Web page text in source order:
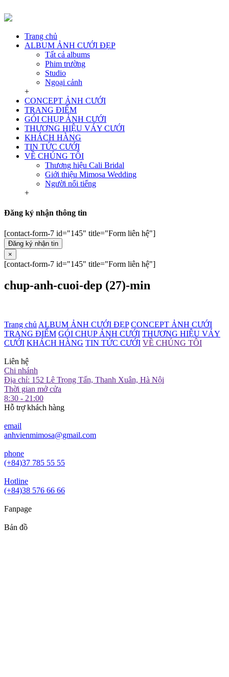
Trang chủ
ALBUM ẢNH CƯỚI ĐẸP
Tất cả albums
Phim trường
Studio
Ngoại cảnh
+
CONCEPT ẢNH CƯỚI
TRANG ĐIỂM
GÓI CHỤP ẢNH CƯỚI
THƯƠNG HIỆU VÁY CƯỚI
KHÁCH HÀNG
TIN TỨC CƯỚI
VỀ CHÚNG TÔI
Thương hiệu Cali Bridal
Giới thiệu Mimosa Wedding
Người nổi tiếng
+
Đăng ký nhận thông tin
[contact-form-7 id="145" title="Form liên hệ"]
Đăng ký nhận tin
×
[contact-form-7 id="145" title="Form liên hệ"]
chup-anh-cuoi-dep (27)-min
Trang chủ ALBUM ẢNH CƯỚI ĐẸP CONCEPT ẢNH CƯỚI
TRANG ĐIỂM GÓI CHỤP ẢNH CƯỚI THƯƠNG HIỆU VÁY
CƯỚI KHÁCH HÀNG TIN TỨC CƯỚI VỀ CHÚNG TÔI
Liên hệ
Chi nhánh
Địa chỉ: 152 Lê Trọng Tấn, Thanh Xuân, Hà Nội
Thời gian mở cửa
8:30 - 21:00
Hỗ trợ khách hàng
email
anhvienmimosa@gmail.com
phone
(+84)37 785 55 55
Hotline
(+84)38 576 66 66
Fanpage
Bản đồ